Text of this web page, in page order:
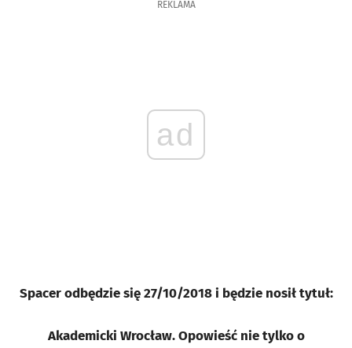
REKLAMA
ad
Spacer odbędzie się 27/10/2018 i będzie nosił tytuł:
Akademicki Wrocław. Opowieść nie tylko o